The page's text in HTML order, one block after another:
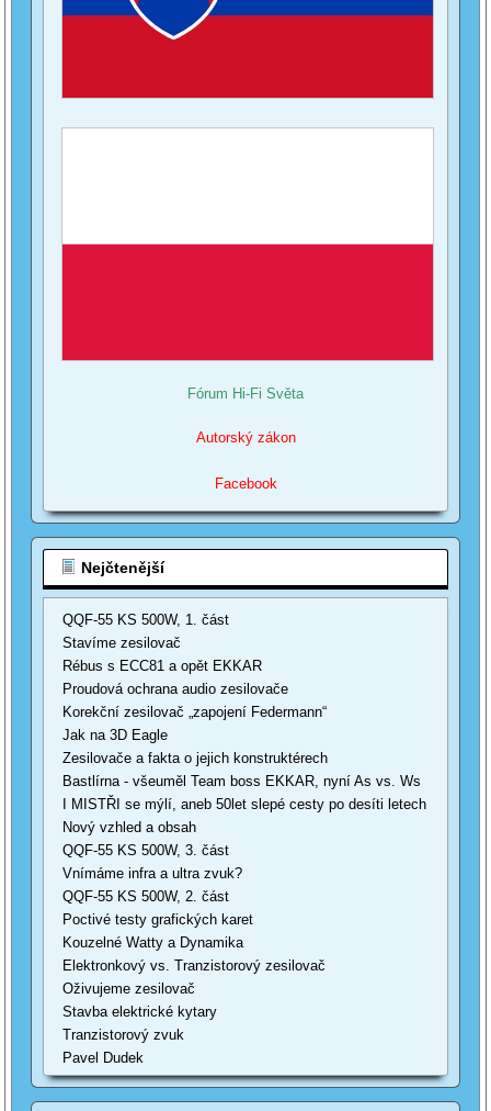
Fórum Hi-Fi Světa
Autorský zákon
Facebook
Nejčtenější
QQF-55 KS 500W, 1. část
Stavíme zesilovač
Rébus s ECC81 a opět EKKAR
Proudová ochrana audio zesilovače
Korekční zesilovač „zapojení Federmann“
Jak na 3D Eagle
Zesilovače a fakta o jejich konstruktérech
Bastlírna - všeuměl Team boss EKKAR, nyní As vs. Ws
I MISTŘI se mýlí, aneb 50let slepé cesty po desíti letech
Nový vzhled a obsah
QQF-55 KS 500W, 3. část
Vnímáme infra a ultra zvuk?
QQF-55 KS 500W, 2. část
Poctivé testy grafických karet
Kouzelné Watty a Dynamika
Elektronkový vs. Tranzistorový zesilovač
Oživujeme zesilovač
Stavba elektrické kytary
Tranzistorový zvuk
Pavel Dudek